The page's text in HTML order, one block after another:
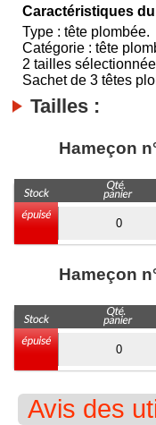
Caractéristiques
Type : tête plombée.
Catégorie : tête
2 tailles
Sachet de 3 têtes
Tailles :
Hameçon
Hameçon
Avis des